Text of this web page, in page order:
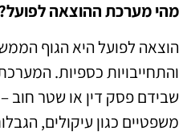
מהי מערכת ההוצאה לפועל?
הוצאה לפועל היא הגוף
והתחייבויות כספיות.
שבידם פסק דין או שטר חוב
משפטיים כגון עיקולים,